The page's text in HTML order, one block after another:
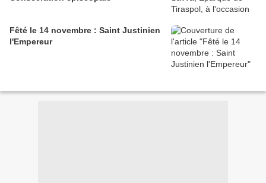
Fêté le 14 novembre : Saint Justinien
l'Empereur